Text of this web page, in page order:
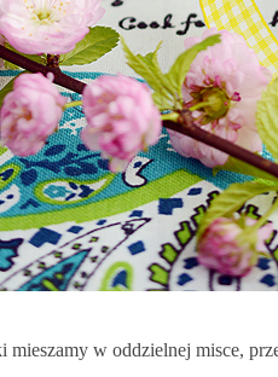
mieszamy w oddzielnej misce,